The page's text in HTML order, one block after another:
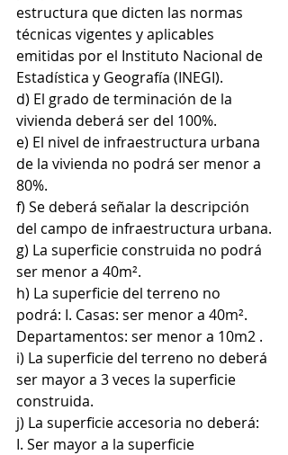
estructura que dicten las normas
técnicas vigentes y aplicables
emitidas por el Instituto Nacional de
Estadística y Geografía (INEGI).
d) El grado de terminación de la
vivienda deberá ser del 100%.
e) El nivel de infraestructura urbana
de la vivienda no podrá ser menor a
80%.
f) Se deberá señalar la descripción
del campo de infraestructura urbana.
g) La superficie construida no podrá
ser menor a 40m².
h) La superficie del terreno no
podrá: I. Casas: ser menor a 40m².
Departamentos: ser menor a 10m2 .
i) La superficie del terreno no deberá
ser mayor a 3 veces la superficie
construida.
j) La superficie accesoria no deberá:
I. Ser mayor a la superficie